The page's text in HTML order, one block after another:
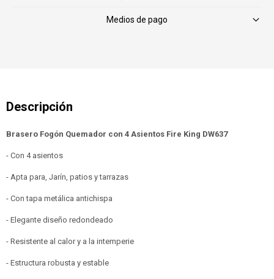
Medios de pago
Brasero Fogón Quemador con 4 Asientos Fire King DW637
- Con 4 asientos
- Apta para, Jarín, patios y tarrazas
- Con tapa metálica antichispa
- Elegante diseño redondeado
- Resistente al calor y a la intemperie
- Estructura robusta y estable